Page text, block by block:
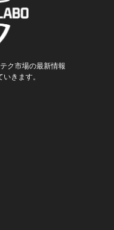
ク市場の最新情報
きます。